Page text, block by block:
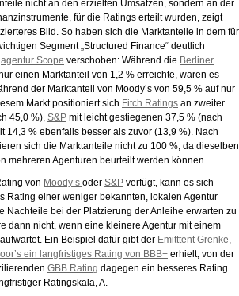
nicht an den erzielten Umsätzen, sondern an der
für die Ratings erteilt wurden, zeigt
Bild. So haben sich die Marktanteile in dem für
Segment „Structured Finance“ deutlich
Scope verschoben: Während die Berliner
einen Marktanteil von 1,2 % erreichte, waren es
der Marktanteil von Moody’s von 59,5 % auf nur
Markt positioniert sich Fitch Ratings an zweiter
45,0 %), S&P mit leicht gestiegenen 37,5 % (nach
14,3 % ebenfalls besser als zuvor (13,9 %). Nach
sich die Marktanteile nicht zu 100 %, da dieselben
mehreren Agenturen beurteilt werden können.
von Moody’s oder S&P verfügt, kann es sich
Rating einer weniger bekannten, lokalen Agentur
Nachteile bei der Platzierung der Anleihe erwarten zu
dann nicht, wenn eine kleinere Agentur mit einem
Ein Beispiel dafür gibt der Emitttent Grenke
ein langfristiges Rating von BBB+ erhielt, von der
GBB Rating dagegen ein besseres Rating
Ratingskala, A.